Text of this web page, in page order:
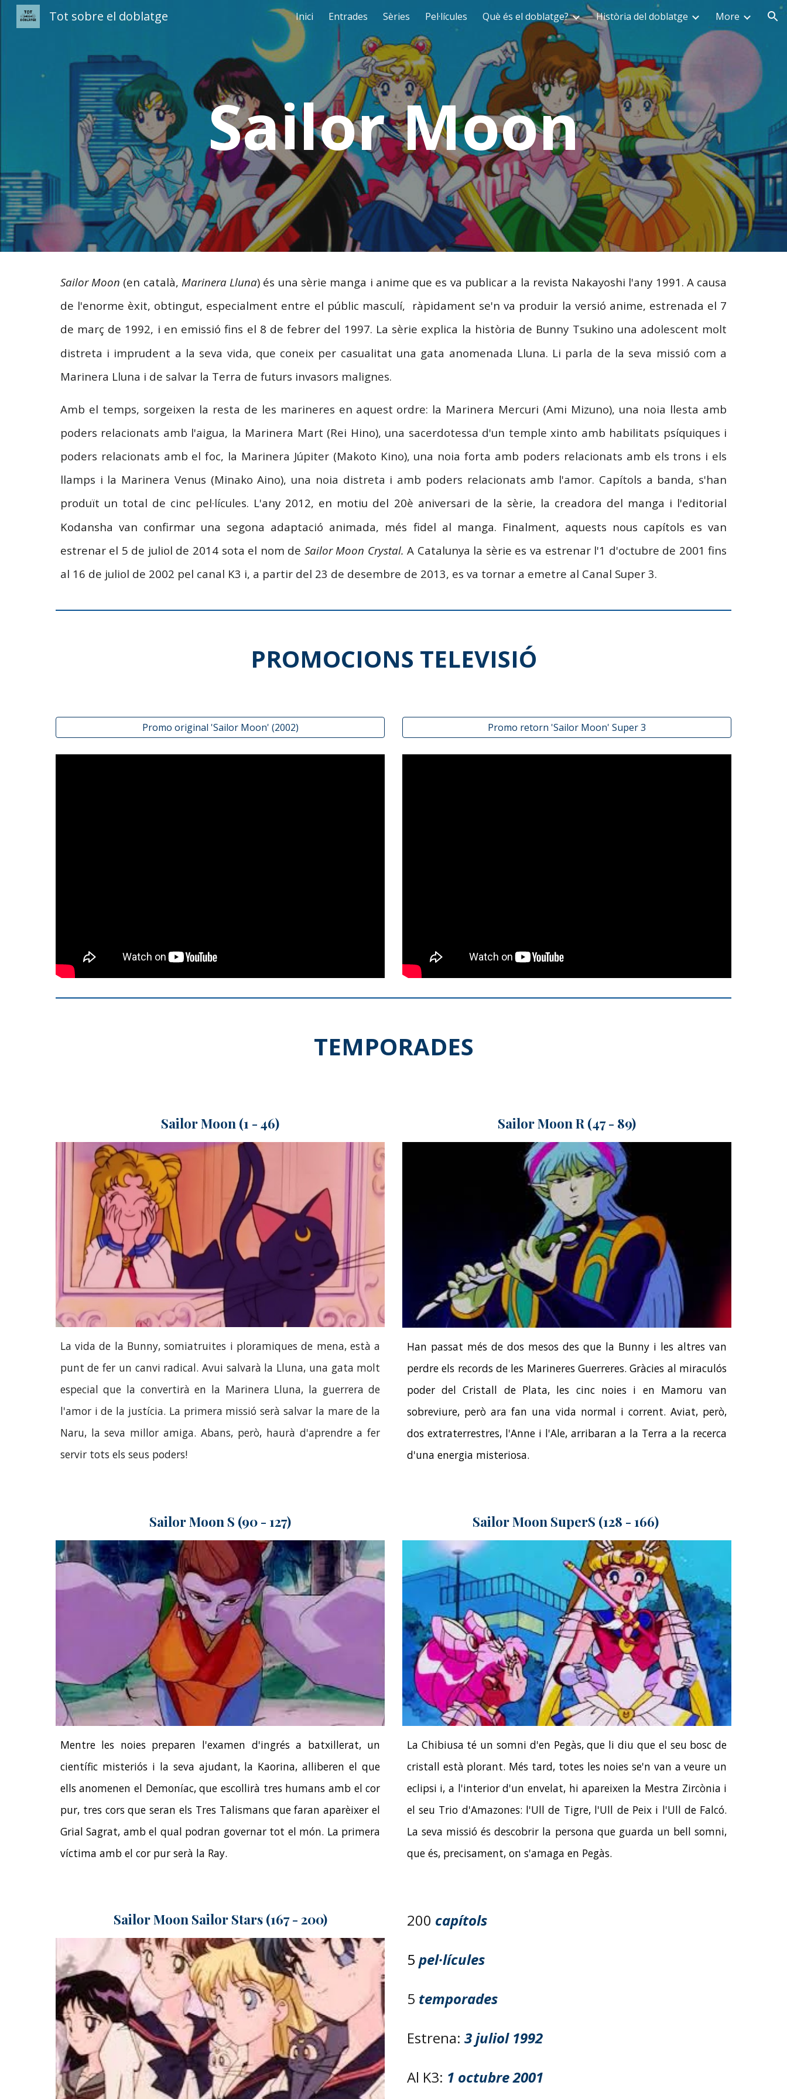
Skip to main content Skip to navigation
Tot sobre el doblatge Inici Entrades Sèries Pel·lícules Què és el doblatge? Història del doblatge More
Sailor Moon
Sailor Moon (en català, Marinera Lluna) és una sèrie manga i anime que es va publicar a la revista Nakayoshi l'any 1991. A causa
de l'enorme èxit, obtingut, especialment entre el públic masculí, ràpidament se'n va produir la versió anime, estrenada el 7
de març de 1992, i en emissió fins el 8 de febrer del 1997. La sèrie explica la història de Bunny Tsukino una adolescent molt
distreta i imprudent a la seva vida, que coneix per casualitat una gata anomenada Lluna. Li parla de la seva missió com a
Marinera Lluna i de salvar la Terra de futurs invasors malignes.
Amb el temps, sorgeixen la resta de les marineres en aquest ordre: la Marinera Mercuri (Ami Mizuno), una noia llesta amb
poders relacionats amb l'aigua, la Marinera Mart (Rei Hino), una sacerdotessa d'un temple xinto amb habilitats psíquiques i
poders relacionats amb el foc, la Marinera Júpiter (Makoto Kino), una noia forta amb poders relacionats amb els trons i els
llamps i la Marinera Venus (Minako Aino), una noia distreta i amb poders relacionats amb l'amor. Capítols a banda, s'han
produït un total de cinc pel·lícules. L'any 2012, en motiu del 20è aniversari de la sèrie, la creadora del manga i l'editorial
Kodansha van confirmar una segona adaptació animada, més fidel al manga. Finalment, aquests nous capítols es van
estrenar el 5 de juliol de 2014 sota el nom de Sailor Moon Crystal.A Catalunya la sèrie es va estrenarl'1 d'octubre de 2001 fins
al 16 de juliol de 2002 pel canal K3 i, a partir del 23 de desembre de 2013, es va tornar a emetre al Canal Super 3.
PROMOCIONS TELEVISIÓ
Promo original 'Sailor Moon' (2002) Promo retorn 'Sailor Moon' Super 3
TEMPORADES
Sailor Moon (1 - 46)
La vida de la Bunny, somiatruites i ploramiques de mena, està a
punt de fer un canvi radical. Avui salvarà la Lluna, una gata molt
especial que la convertirà en la Marinera Lluna, la guerrera de
l'amor i de la justícia. La primera missió serà salvar la mare de la
Naru, la seva millor amiga. Abans, però, haurà d'aprendre a fer
servir tots els seus poders!
Sailor Moon R (47 - 89)
Han passat més de dos mesos des que la Bunny i les altres van
perdre els records de les Marineres Guerreres. Gràcies al miraculós
poder del Cristall de Plata, les cinc noies i en Mamoru van
sobreviure, però ara fan una vida normal i corrent. Aviat, però,
dos extraterrestres, l'Anne i l'Ale, arribaran a la Terra a la recerca
d'una energia misteriosa.
Sailor Moon S (90 - 127)
Mentre les noies preparen l'examen d'ingrés a batxillerat, un
científic misteriós i la seva ajudant, la Kaorina, alliberen el que
ells anomenen el Demoníac, que escollirà tres humans amb el cor
pur, tres cors que seran els Tres Talismans que faran aparèixer el
Grial Sagrat, amb el qual podran governar tot el món. La primera
víctima amb el cor pur serà la Ray.
Sailor Moon SuperS (128 - 166)
La Chibiusa té un somni d'en Pegàs, que li diu que el seu bosc de
cristall està plorant. Més tard, totes les noies se'n van a veure un
eclipsi i, a l'interior d'un envelat, hi apareixen la Mestra Zircònia i
el seu Trio d'Amazones: l'Ull de Tigre, l'Ull de Peix i l'Ull de Falcó.
La seva missió és descobrir la persona que guarda un bell somni,
que és, precisament, on s'amaga en Pegàs.
Sailor Moon Sailor Stars (167 - 200) 200 capítols
5 pel·lícules
5 temporades
Estrena: 3 juliol 1992
Al K3: 1 octubre2001